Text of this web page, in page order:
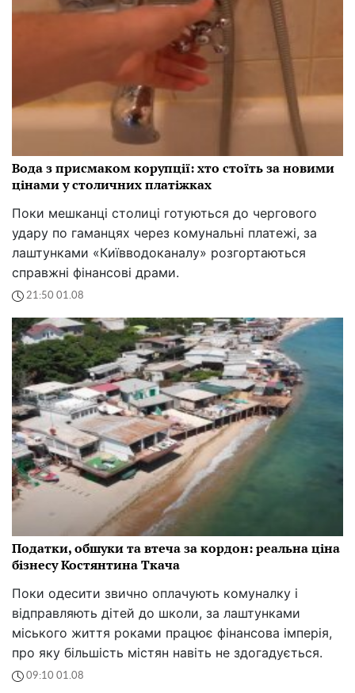
Вода з присмаком корупції: хто стоїть за новими
цінами у столичних платіжках
Поки мешканці столиці готуються до чергового
удару по гаманцях через комунальні платежі, за
лаштунками «Київводоканалу» розгортаються
справжні фінансові драми.
21:50 01.08
Податки, обшуки та втеча за кордон: реальна ціна
бізнесу Костянтина Ткача
Поки одесити звично оплачують комуналку і
відправляють дітей до школи, за лаштунками
міського життя роками працює фінансова імперія,
про яку більшість містян навіть не здогадується.
09:10 01.08